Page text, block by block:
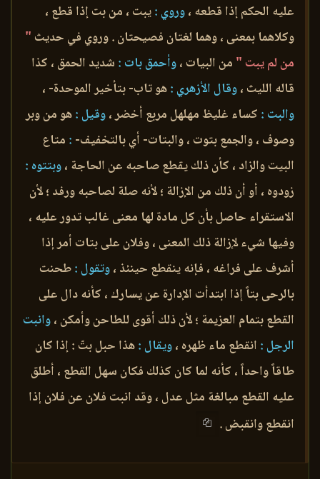
عليه الحكم إذا قطعه ،وروي :يبت ، من بت إذا قطع ،
وكلاهما بمعنى ، وهما لغتان فصيحتان . وروي في حديث "
من لم يبت " من البيات ،وأحمق بات : شديد الحمق ، كذا
قاله الليث ،وقال الأزهري :هو تاب- بتأخير الموحدة- ،
والبت : كساء غليظ مهلهل مربع أخضر ،وقيل :هو من وبر
وصوف ، والجمع بتوت ، والبتات- أي بالتخفيف- : متاع
البيت والزاد ، كأن ذلك يقطع صاحبه عن الحاجة ،وبتتوه :
زودوه ، أو أن ذلك من الإزالة ؛ لأنه صلة لصاحبه ورفد ؛ لأن
الاستقراء حاصل بأن كل مادة لها معنى غالب تدور عليه ،
وفيها شيء لإزالة ذلك المعنى ، وفلان على بتات أمر إذا
أشرف على فراغه ، فإنه ينقطع حينئذ ،وتقول :طحنت
بالرحى بتاً إذا ابتدأت الإدارة عن يسارك ، كأنه دال على
القطع بتمام العزيمة ؛ لأن ذلك أقوى للطاحن وأمكن ،وانبت
الرجل : انقطع ماء ظهره ،ويقال :هذا حبل بتّ : إذا كان
طاقاً واحداً ، كأنه لما كان كذلك فكان سهل القطع ، أطلق
عليه القطع مبالغة مثل عدل ، وقد انبت فلان عن فلان إذا
انقطع وانقبض .